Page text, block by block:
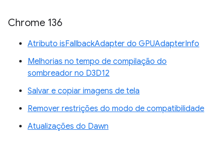
Chrome 136
Atributo isFallbackAdapter do GPUAdapterInfo
Melhorias no tempo de compilação do
sombreador no D3D12
Salvar e copiar imagens de tela
Remover restrições do modo de compatibilidade
Atualizações do Dawn